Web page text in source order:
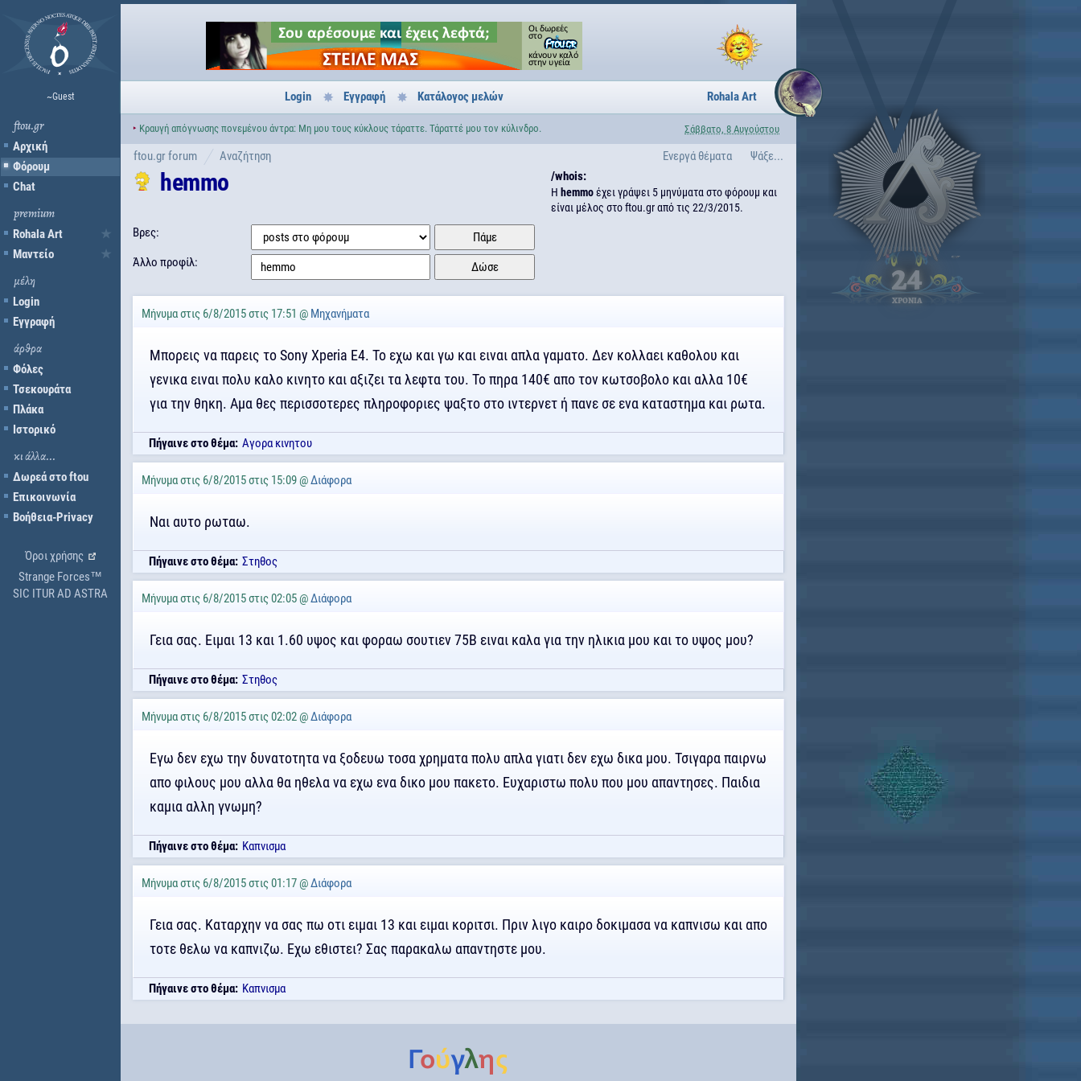
~Guest
ftou.gr
Αρχική
Φόρουμ
Chat
premium
Rohala Art
Μαντείο
μέλη
Login
Εγγραφή
άρθρα
Φόλες
Τσεκουράτα
Πλάκα
Ιστορικό
κι άλλα...
Δωρεά στο ftou
Επικοινωνία
Βοήθεια-Privacy
Όροι χρήσης
Strange Forces™
SIC ITUR AD ASTRA
Login Εγγραφή Κατάλογος μελών Rohala Art
‣ Κραυγή απόγνωσης πονεμένου άντρα: Μη μου τους κύκλους τάραττε. Τάραττέ μου τον κύλινδρο. Σάββατο, 8 Αυγούστου
Ενεργά θέματα Ψάξε...
ftou.gr forum Αναζήτηση
hemmo
Βρες:
Άλλο προφίλ:
/whois:
H hemmoέχει γράψει 5 μηνύματα στο φόρουμ και
είναι μέλος στο ftou.gr από τις 22/3/2015.
Μήνυμα στις 6/8/2015 στις 17:51 @ Μηχανήματα
Μπορεις να παρεις το Sony Xperia E4. Το εχω και γω και ειναι απλα γαματο. Δεν κολλαει καθολου και
γενικα ειναι πολυ καλο κινητο και αξιζει τα λεφτα του. Το πηρα 140€ απο τον κωτσοβολο και αλλα 10€
για την θηκη. Αμα θες περισσοτερες πληροφοριες ψαξτο στο ιντερνετ ή πανε σε ενα καταστημα και ρωτα.
Πήγαινε στο θέμα: Αγορα κινητου
Μήνυμα στις 6/8/2015 στις 15:09 @Διάφορα
Ναι αυτο ρωταω.
Πήγαινε στο θέμα: Στηθος
Μήνυμα στις 6/8/2015 στις 02:05 @Διάφορα
Γεια σας. Ειμαι 13 και 1.60 υψος και φοραω σουτιεν 75Β ειναι καλα για την ηλικια μου και το υψος μου?
Πήγαινε στο θέμα: Στηθος
Μήνυμα στις 6/8/2015 στις 02:02 @Διάφορα
Εγω δεν εχω την δυνατοτητα να ξοδευω τοσα χρηματα πολυ απλα γιατι δεν εχω δικα μου. Τσιγαρα παιρνω
απο φιλους μου αλλα θα ηθελα να εχω ενα δικο μου πακετο. Ευχαριστω πολυ που μου απαντησες. Παιδια
καμια αλλη γνωμη?
Πήγαινε στο θέμα: Καπνισμα
Μήνυμα στις 6/8/2015 στις 01:17 @Διάφορα
Γεια σας. Καταρχην να σας πω οτι ειμαι 13 και ειμαι κοριτσι. Πριν λιγο καιρο δοκιμασα να καπνισω και απο
τοτε θελω να καπνιζω. Εχω εθιστει? Σας παρακαλω απαντηστε μου.
Πήγαινε στο θέμα: Καπνισμα
24
ΧΡΟΝΙΑ